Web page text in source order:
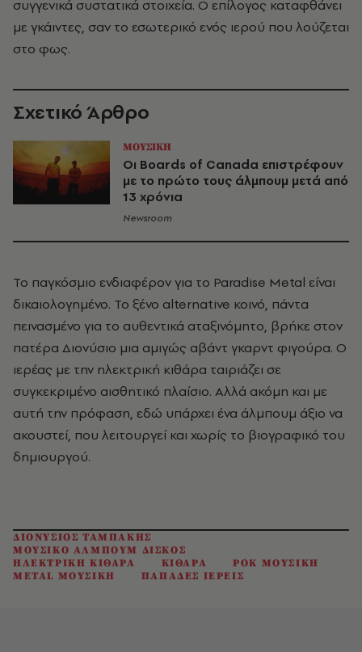
συγγενικά συστατικά στοιχεία. Ο επίλογος καταφθάνει
με γκάιντες, σαν το εσωτερικό ενός ιερού που λούζεται
στο φως.
Σχετικό Άρθρο
ΜΟΥΣΙΚΗ
Οι Boards of Canada επιστρέφουν
με το πρώτο τους άλμπουμ μετά από
13 χρόνια
Newsroom
Το παγκόσμιο ενδιαφέρον για το Paradise Metal είναι
δικαιολογημένο. Το ξένο alternative κοινό, πάντα
πεινασμένο για το αυθεντικά αταξινόμητο, βρήκε στον
πατέρα Διονύσιο μια αμιγώς αβάντ γκαρντ φιγούρα. Ο
ιερέας με την ηλεκτρική κιθάρα ταιριάζει σε
συγκεκριμένο αισθητικό πλαίσιο. Αλλά ακόμη και με
αυτή την πρόφαση, εδώ υπάρχει ένα άλμπουμ άξιο να
ακουστεί, που λειτουργεί και χωρίς το βιογραφικό του
δημιουργού.
ΔΙΟΝΥΣΙΟΣ ΤΑΜΠΑΚΗΣ
ΜΟΥΣΙΚΟ ΑΛΜΠΟΥΜ ΔΙΣΚΟΣ
ΗΛΕΚΤΡΙΚΗ ΚΙΘΑΡΑ
ΚΙΘΑΡΑ
ΡΟΚ ΜΟΥΣΙΚΗ
METAL ΜΟΥΣΙΚΗ
ΠΑΠΑΔΕΣ ΙΕΡΕΙΣ